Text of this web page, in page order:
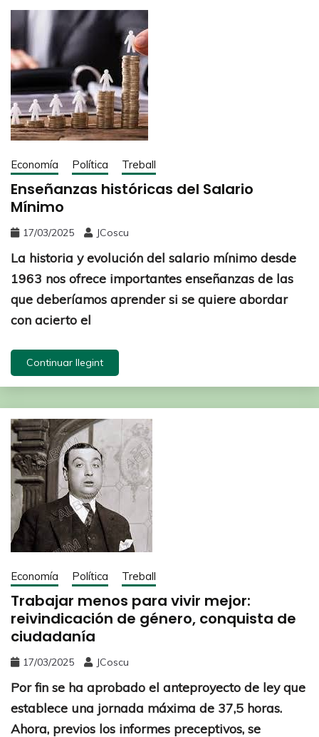
Economía Política Treball
Enseñanzas históricas del Salario
Mínimo
17/03/2025 JCoscu
La historia y evolución del salario mínimo desde
1963 nos ofrece importantes enseñanzas de las
que deberíamos aprender si se quiere abordar
con acierto el
Continuar llegint
Economía Política Treball
Trabajar menos para vivir mejor:
reivindicación de género, conquista de
ciudadanía
17/03/2025 JCoscu
Por fin se ha aprobado el anteproyecto de ley que
establece una jornada máxima de 37,5 horas.
Ahora, previos los informes preceptivos, se